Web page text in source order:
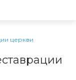
церкви